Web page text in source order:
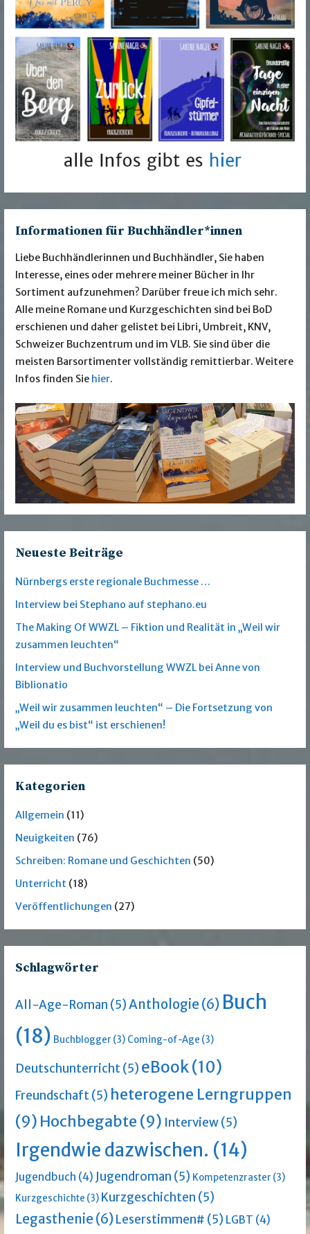
Informationen für Buchhändler*innen
Liebe Buchhändlerinnen und Buchhändler, Sie haben
Interesse, eines oder mehrere meiner Bücher in Ihr
Sortiment aufzunehmen? Darüber freue ich mich sehr.
Alle meine Romane und Kurzgeschichten sind bei BoD
erschienen und daher gelistet bei Libri, Umbreit, KNV,
Schweizer Buchzentrum und im VLB. Sie sind über die
meisten Barsortimenter vollständig remittierbar. Weitere
Infos finden Sie hier.
Neueste Beiträge
Nürnbergs erste regionale Buchmesse …
Interview bei Stephano auf stephano.eu
The Making Of WWZL – Fiktion und Realität in „Weil wir
zusammen leuchten“
Interview und Buchvorstellung WWZL bei Anne von
Biblionatio
„Weil wir zusammen leuchten“ – Die Fortsetzung von
„Weil du es bist“ ist erschienen!
Kategorien
Allgemein (11)
Neuigkeiten (76)
Schreiben: Romane und Geschichten (50)
Unterricht (18)
Veröffentlichungen (27)
Schlagwörter
All-Age-Roman (5)Anthologie(6) Buch
(18) Buchblogger (3) Coming-of-Age (3)
Deutschunterricht(5) eBook(10)
Freundschaft(5) heterogene Lerngruppen
(9) Hochbegabte (9) Interview(5)
Irgendwie dazwischen. (14)
Jugendbuch (4) Jugendroman (5) Kompetenzraster (3)
Kurzgeschichte (3) Kurzgeschichten (5)
Legasthenie(6)Leserstimmen# (5) LGBT (4)